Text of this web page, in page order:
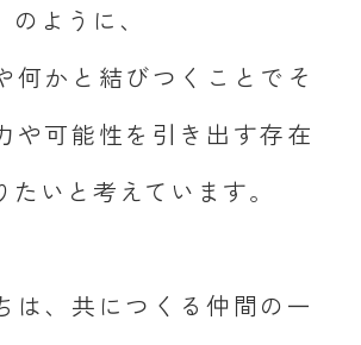
のように、
何かと結びつくことでそ
や可能性を引き出す存在
たいと考えています。
は、共につくる仲間の一